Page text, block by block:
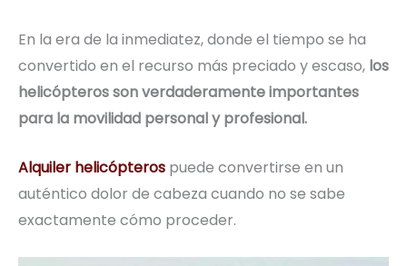
En la era de la inmediatez, donde el tiempo se ha
convertido en el recurso más preciado y escaso, los
helicópteros son verdaderamente importantes
para la movilidad personal y profesional.
Alquiler helicópteros puede convertirse en un
auténtico dolor de cabeza cuando no se sabe
exactamente cómo proceder.